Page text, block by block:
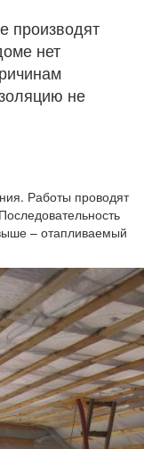
производят
нет
не
Работы проводят
– отапливаемый